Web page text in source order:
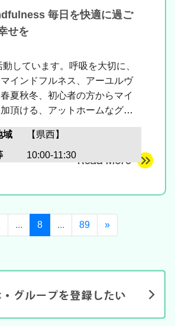
毎日を快適に過ご
せを
しています。呼吸を大切に、
マインドフルネス、アーユルヴ
春夏秋冬、 初心者の方からマイ
頂ける、アットホームなグル
域
【県西】
10:00-11:30
... 8 ... 89 »